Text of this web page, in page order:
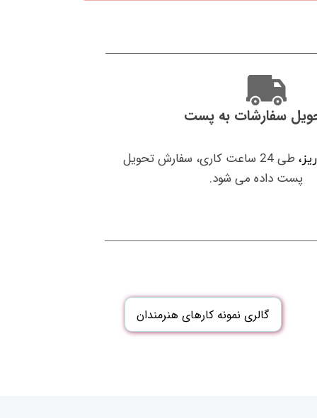
سفارشات به پست
طی 24 ساعت کاری، سفارش تحویل
پست داده می شود.
گالری نمونه کارهای هنرمندان